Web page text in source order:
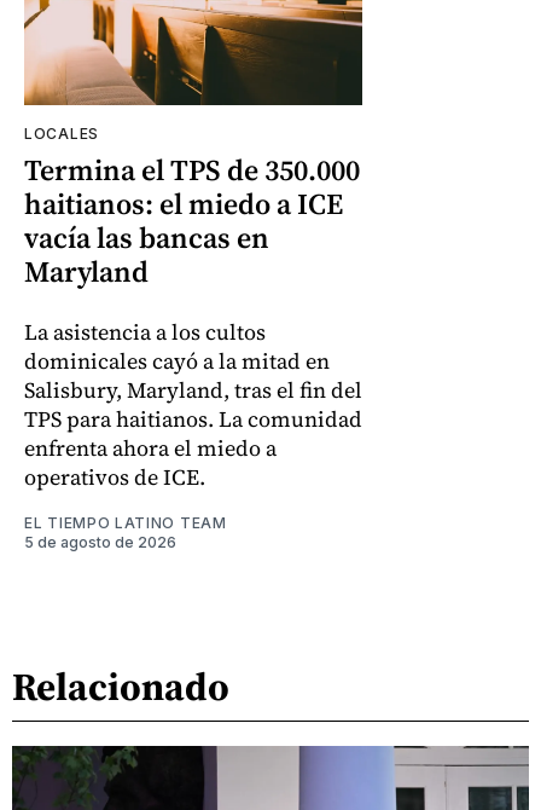
LOCALES
Termina el TPS de 350.000
haitianos: el miedo a ICE
vacía las bancas en
Maryland
La asistencia a los cultos
dominicales cayó a la mitad en
Salisbury, Maryland, tras el fin del
TPS para haitianos. La comunidad
enfrenta ahora el miedo a
operativos de ICE.
EL TIEMPO LATINO TEAM
5 de agosto de 2026
Relacionado